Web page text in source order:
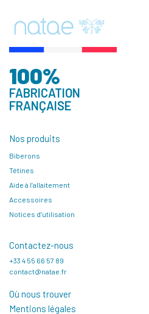
100%
FABRICATION
FRANÇAISE
Nos produits
Biberons
Tétines
Aide à l’allaitement
Accessoires
Notices d’utilisation
Contactez-nous
+33 4 55 66 57 89
contact@natae.fr
Où nous trouver
Mentions légales